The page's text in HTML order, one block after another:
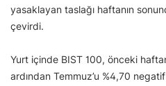
yasaklayan taslağı haftanın
çevirdi.
Yurt içinde BIST 100, önceki
ardından Temmuz’u %4,70